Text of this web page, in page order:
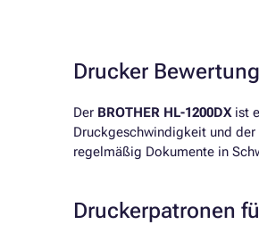
Drucker
Der BROTHER HL-1200DXist
Druckgeschwindigkeit und
regelmäßig Dokumente in
Druckerpatronen